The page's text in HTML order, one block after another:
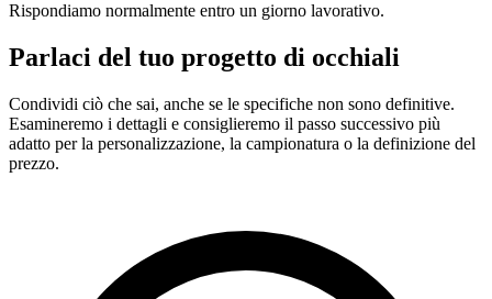
Rispondiamo normalmente entro un giorno lavorativo.
Parlaci del tuo progetto di occhiali
Condividi ciò che sai, anche se le specifiche non sono definitive.
Esamineremo i dettagli e consiglieremo il passo successivo più
adatto per la personalizzazione, la campionatura o la definizione del
prezzo.